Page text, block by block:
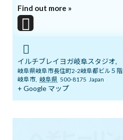
新たな道を作り、
その一度の試みが
最高を作り出す。
カテゴリー ブログ
Find out more »
イルチブレイヨガ岐阜スタジオ,
岐阜県岐阜市長住町2-2岐阜都ビル５階
岐阜市, 岐阜県 500-8175 Japan
+ Google マップ